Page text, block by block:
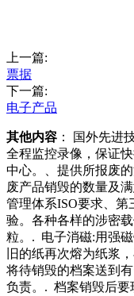
上一篇:
票据
下一篇:
电子产品
其他内容 ： 国外先进
全程监控录像，保证
中心。、提供所报废
废产品销毁的数量及
管理体系ISO要求、
验。各种各样的涉密
粒。. 电子消磁:用强
旧的纸再次熔为纸浆
将待销毁的档案送到
负责。. 档案销毁后要